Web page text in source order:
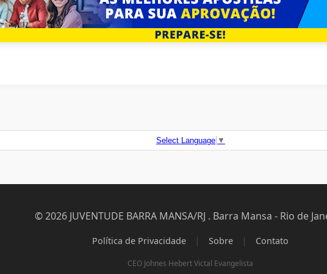
Select Language ▼
© 2026 JUVENTUDE BARRA MANSA/RJ . Barra Mansa - Rio de
Política de Privacidade | Sobre | Contato
CEO Johnes Hebert Victal Evangelista